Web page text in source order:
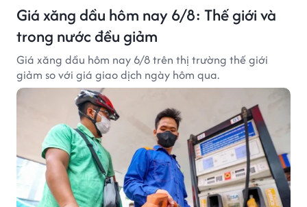
Giá xăng dầu hôm nay 6/8: Thế giới và
trong nước đều giảm
Giá xăng dầu hôm nay 6/8 trên thị trường thế giới
giảm so với giá giao dịch ngày hôm qua.